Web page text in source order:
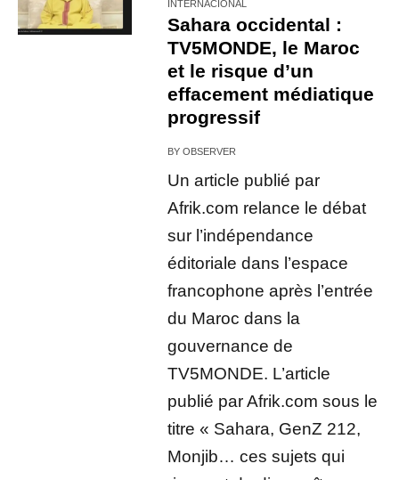
INTERNACIONAL
Sahara occidental :
TV5MONDE, le Maroc
et le risque d’un
effacement médiatique
progressif
BYOBSERVER
Un article publié par
Afrik.com relance le débat
sur l’indépendance
éditoriale dans l’espace
francophone après l’entrée
du Maroc dans la
gouvernance de
TV5MONDE. L’article
publié par Afrik.com sous le
titre « Sahara, GenZ 212,
Monjib… ces sujets qui